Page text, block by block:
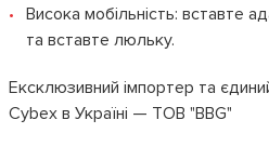
Висока мобільність: вставте
та вставте люльку.
Ексклюзивний імпортер та
Cybex в Україні — ТОВ "BBG"